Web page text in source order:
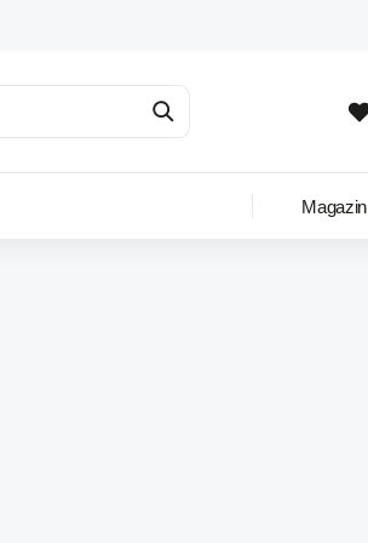
Magazin